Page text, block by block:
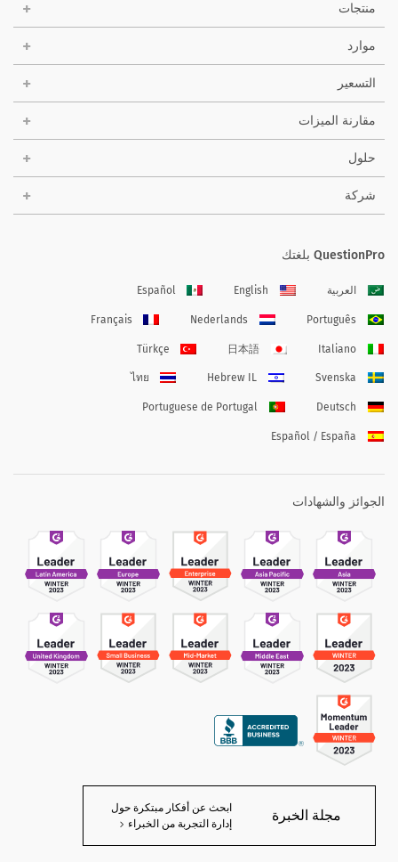
منتجات
موارد
التسعير
مقارنة الميزات
حلول
شركة
QuestionPro بلغتك
العربية English
Español
Português
Nederlands
Français
Italiano
日本語
Türkçe
Svenska
Hebrew IL
ไทย
Deutsch
Portuguese de Portugal
Español / España
الجوائز والشهادات
مجلة الخبرة
ابحث عن أفكار مبتكرة حول
إدارة التجربة من الخبراء